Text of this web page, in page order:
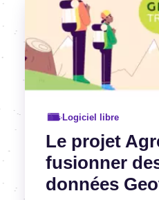
Le projet
fusionner
données
Logiciel libre